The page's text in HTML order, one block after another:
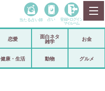
政治
当たる占い師 占い 登録• ログイン
マイルーム
恋愛
面白ネタ
雑学
お金
健康・生活 動物 グルメ